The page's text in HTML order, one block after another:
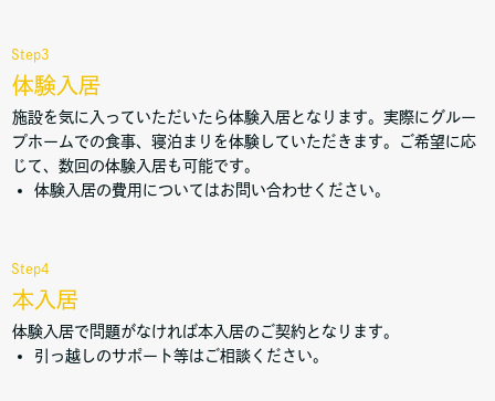
Step3
体験入居
施設を気に入っていただいたら体験入居となります。実際にグルー
プホームでの食事、寝泊まりを体験していただきます。ご希望に応
じて、数回の体験入居も可能です。
体験入居の費用についてはお問い合わせください。
Step4
本入居
体験入居で問題がなければ本入居のご契約となります。
引っ越しのサポート等はご相談ください。